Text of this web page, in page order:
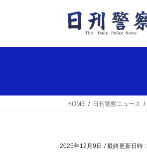
HOME 日刊警察ニュース
2025年12月9日 / 最終更新日時 :